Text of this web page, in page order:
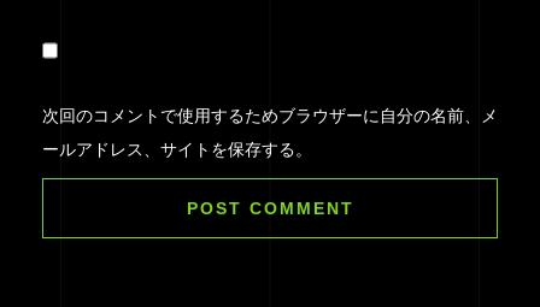
次回のコメントで使用するためブラウザーに自分の名前、メ
ールアドレス、サイトを保存する。